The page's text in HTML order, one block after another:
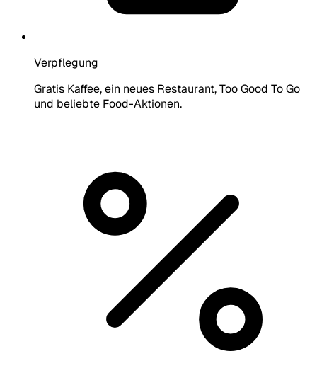
Verpflegung
Gratis Kaffee, ein neues Restaurant, Too Good To Go
und beliebte Food-Aktionen.